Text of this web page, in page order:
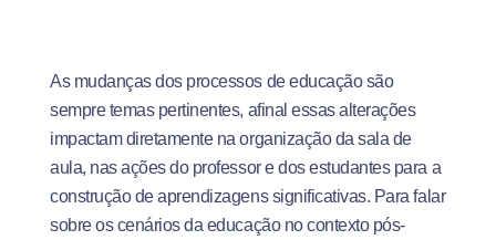
As mudanças dos processos de educação são
sempre temas pertinentes, afinal essas alterações
impactam diretamente na organização da sala de
aula, nas ações do professor e dos estudantes para a
construção de aprendizagens significativas. Para falar
sobre os cenários da educação no contexto pós-